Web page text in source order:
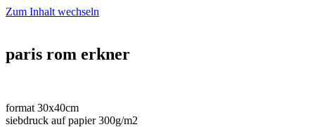
Zum Inhalt wechseln
paris rom erkner
format 30x40cm
siebdruck auf papier 300g/m2